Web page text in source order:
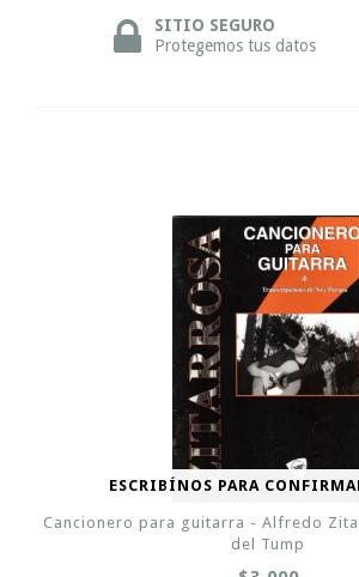
SITIO SEGURO
Protegemos tus datos
ESCRIBÍNOS PARA
Cancionero para guitarra - Alfredo
del Tump